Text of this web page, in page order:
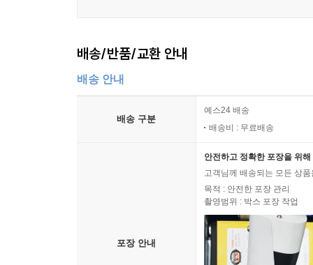
배송/반품/교환 안내
배송 안내
배송 구분
예스24 배송
배송비 : 무료배송
포장 안내
안전하고 정확한 포장을 위
고객님께 배송되는 모든 상
목적 : 안전한 포장 관리
촬영범위 : 박스 포장 작업